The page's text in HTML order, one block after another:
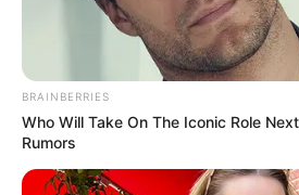
BRAINBERRIES
Who Will Take On The Iconic Role
Rumors